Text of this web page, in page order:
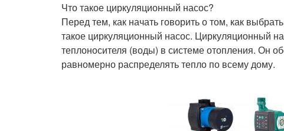
Что такое циркуляционный насос?
Перед тем, как начать говорить о том, как
такое циркуляционный насос. Циркуляционный
теплоносителя (воды) в системе отопления. Он
равномерно распределять тепло по всему дому.